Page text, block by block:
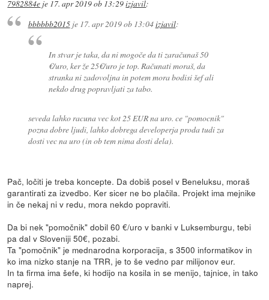
7982884e je 17. apr 2019 ob 13:29izjavil:
bbbbbb2015je 17. apr 2019 ob 13:04izjavil:
In stvar je taka, da ni mogoče da ti zaračunaš 50
€/uro, ker že 25€/uro je top. Računati moraš, da
stranka ni zadovoljna in potem mora bodisi šef ali
nekdo drug popravljati za tabo.
seveda lahko racuna vec kot 25 EUR na uro. ce "pomocnik"
pozna dobre ljudi, lahko dobrega developerja proda tudi za
dosti vec na uro (in ob tem nima dosti dela).
Pač, ločiti je treba koncepte. Da dobiš posel v Beneluksu, moraš
garantirati za izvedbo. Ker sicer ne bo plačila. Projekt ima mejnike
in če nekaj ni v redu, mora nekdo popraviti.
Da bi nek "pomočnik" dobil 60 €/uro v banki v Luksemburgu, tebi
pa dal v Sloveniji 50€, pozabi.
Ta "pomočnik" je mednarodna korporacija, s 3500 informatikov in
ko ima nizko stanje na TRR, je to še vedno par milijonov eur.
In ta firma ima šefe, ki hodijo na kosila in se menijo, tajnice, in tako
naprej.